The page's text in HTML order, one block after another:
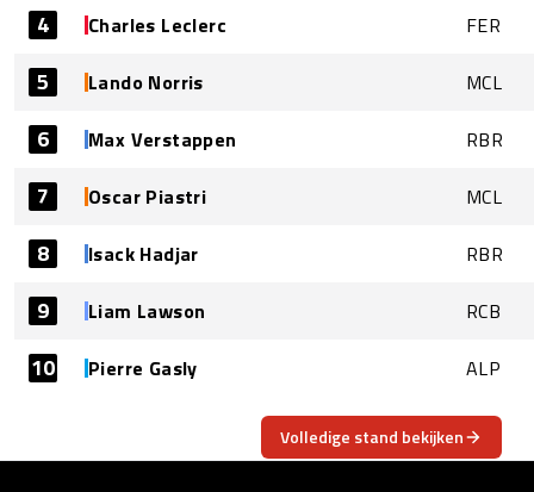
4 Charles Leclerc FER
5 Lando Norris MCL
6 Max Verstappen RBR
7 Oscar Piastri MCL
8 Isack Hadjar RBR
9 Liam Lawson RCB
10 Pierre Gasly ALP
Volledige stand bekijken